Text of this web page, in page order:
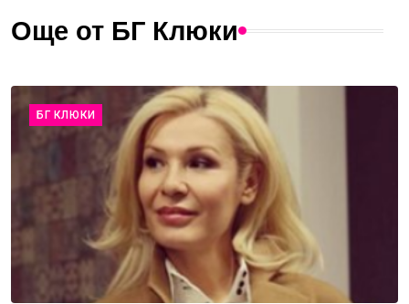
Още от БГ Клюки
БГ КЛЮКИ